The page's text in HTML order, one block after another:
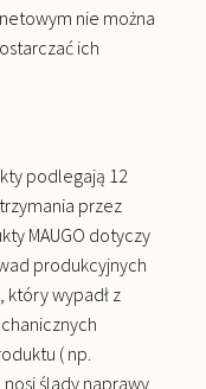
nie można
ich
podlegają 12
przez
MAUGO dotyczy
produkcyjnych
który wypadł z
( np.
ślady naprawy